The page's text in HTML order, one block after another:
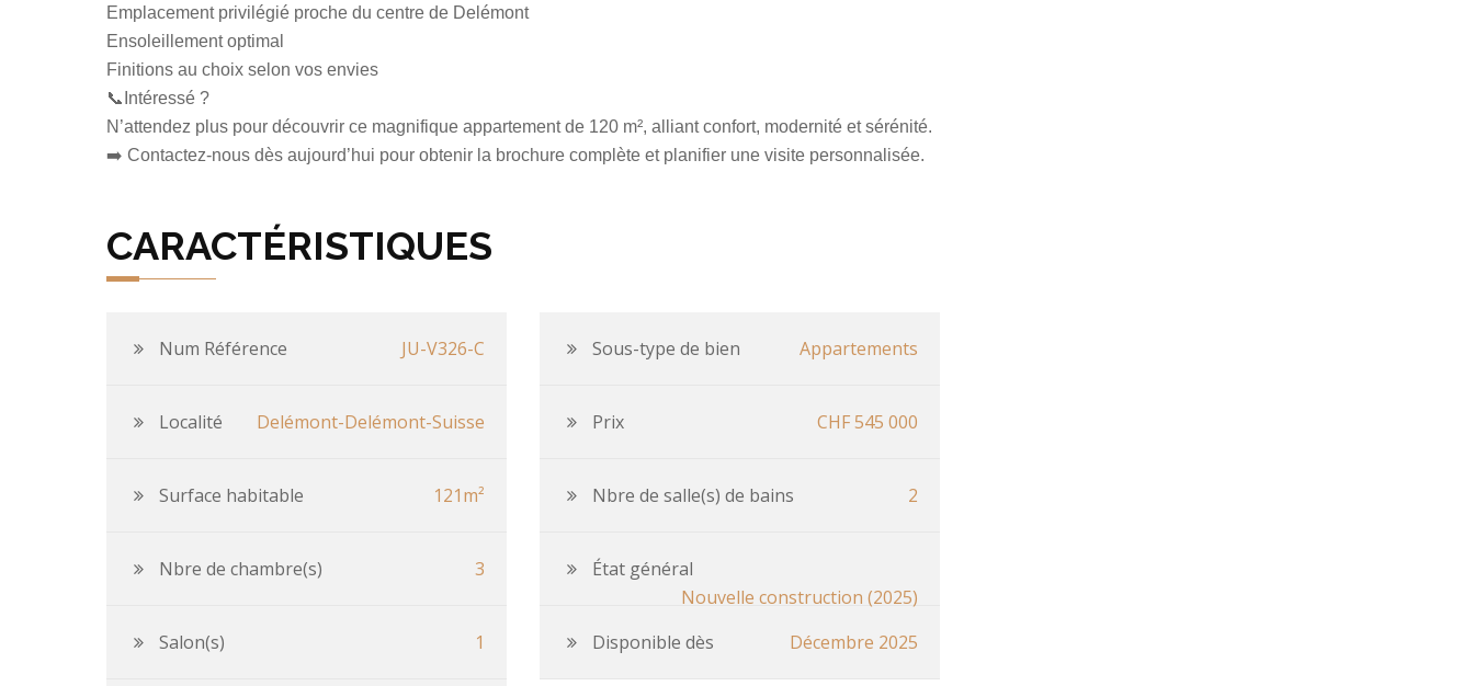
Emplacement privilégié proche du centre de Delémont
Ensoleillement optimal
Finitions au choix selon vos envies
📞Intéressé ?
N’attendez plus pour découvrir ce magnifique appartement de 120 m², alliant confort, modernité et sérénité.
➡️ Contactez-nous dès aujourd’hui pour obtenir la brochure complète et planifier une visite personnalisée.
CARACTÉRISTIQUES
Num Référence JU-V326-C
Localité Delémont-Delémont-Suisse
Surface habitable 121m²
Nbre de chambre(s) 3
Salon(s) 1
Sous-type de bien Appartements
Prix CHF 545 000
Nbre de salle(s) de bains 2
État général
Nouvelle construction (2025)
Disponible dès
Décembre 2025